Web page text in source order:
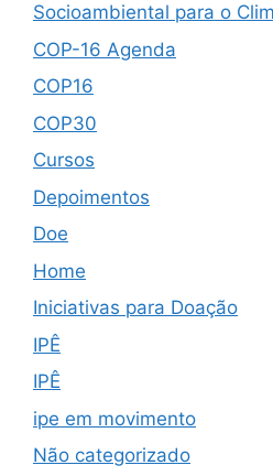
Socioambiental para o
COP-16 Agenda
COP16
COP30
Cursos
Depoimentos
Doe
Home
Iniciativas para Doação
IPÊ
IPÊ
ipe em movimento
Não categorizado